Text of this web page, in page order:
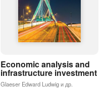
Economic analysis and
infrastructure investment
Glaeser Edward Ludwig и др.